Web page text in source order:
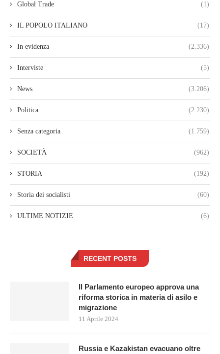
Global Trade (1)
IL POPOLO ITALIANO (17)
In evidenza (2.336)
Interviste (5)
News (3.206)
Politica (2.230)
Senza categoria (1.759)
SOCIETÀ (962)
STORIA (192)
Storia dei socialisti (60)
ULTIME NOTIZIE (6)
RECENT POSTS
Il Parlamento europeo approva una
riforma storica in materia di asilo e
migrazione
11 Aprile 2024
Russia e Kazakistan evacuano oltre